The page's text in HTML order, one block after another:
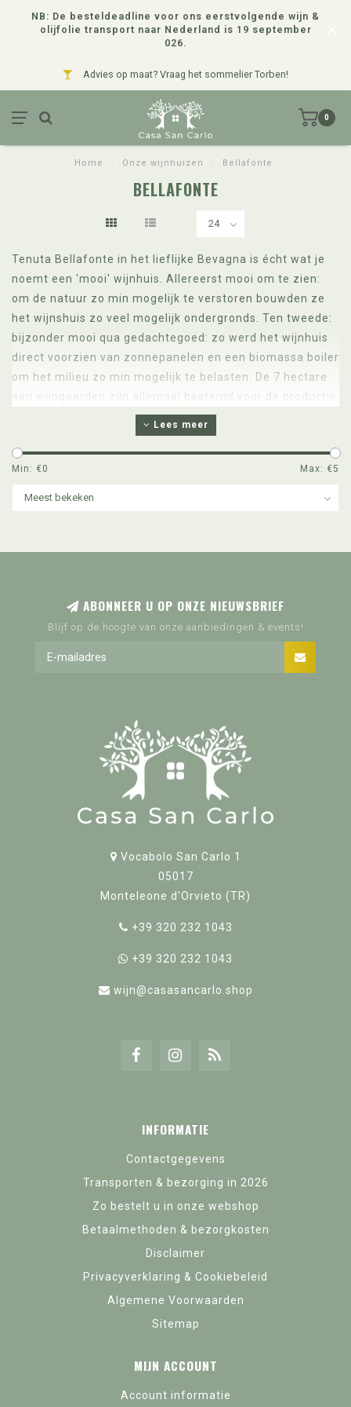
NB: De besteldeadline voor ons eerstvolgende wijn &
olijfolie transport naar Nederland is 19 september
026.
Advies op maat? Vraag het sommelier Torben!
0
Home Onze wijnhuizen Bellafonte
BELLAFONTE
Tenuta Bellafonte in het lieflijke Bevagna is écht wat je
noemt een 'mooi' wijnhuis. Allereerst mooi om te zien:
om de natuur zo min mogelijk te verstoren bouwden ze
het wijnshuis zo veel mogelijk ondergronds. Ten tweede:
bijzonder mooi qua gedachtegoed: zo werd het wijnhuis
direct voorzien van zonnepanelen en een biomassa boiler
om het milieu zo min mogelijk te belasten.
De 7 hectare
aan
wijngaarden zijn allemaal bestemd voor de productie
van alléén Sagrantino, zodat er gestreefd kan worden
naar de hoogst mogelijke kwaliteit in druiven. De
wijngaardenbevinden zich op een hoogte variërend
tussen
taai en
rotsachtig land.
Om de bodemstructuur te optimaliseren
wordt er alleen natuurlijke mest uit geselecteerde stallen
aan te schaffen.
Lees meer
Min: €0 Max: €5
ABONNEER U OP ONZE NIEUWSBRIEF
Blijf op de hoogte van onze aanbiedingen & events!
Vocabolo San Carlo 1
05017
Monteleone d'Orvieto (TR)
+39 320 232 1043
+39 320 232 1043
wijn@casasancarlo.shop
INFORMATIE
Contactgegevens
Transporten & bezorging in 2026
Zo bestelt u in onze webshop
Betaalmethoden & bezorgkosten
Disclaimer
Privacyverklaring & Cookiebeleid
Algemene Voorwaarden
Sitemap
MIJN ACCOUNT
Account informatie